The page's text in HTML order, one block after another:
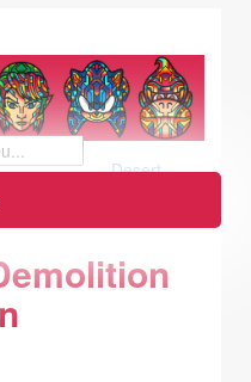
Desert
and Wyle E. Coyote >>>